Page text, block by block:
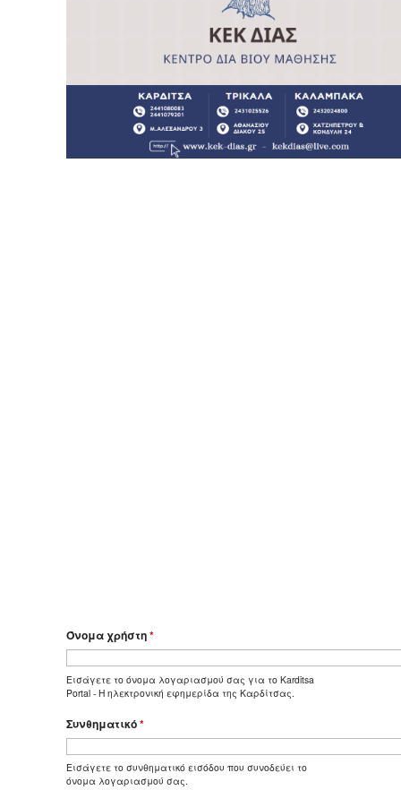
Όνομα χρήστη*
Εισάγετε το όνομα λογαριασμού σας για το Karditsa
Portal - Η ηλεκτρονική εφημερίδα της Καρδίτσας.
Συνθηματικό*
Εισάγετε το συνθηματικό εισόδου που συνοδεύει το
όνομα λογαριασμού σας.